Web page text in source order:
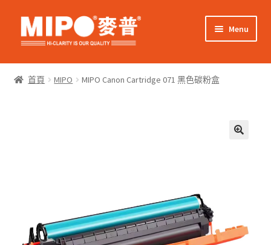
Skip
to
Skip
to
Menu
網上購物
Expand
child
首頁 MIPO MIPO Canon Cartridge 071 黑色碳粉盒